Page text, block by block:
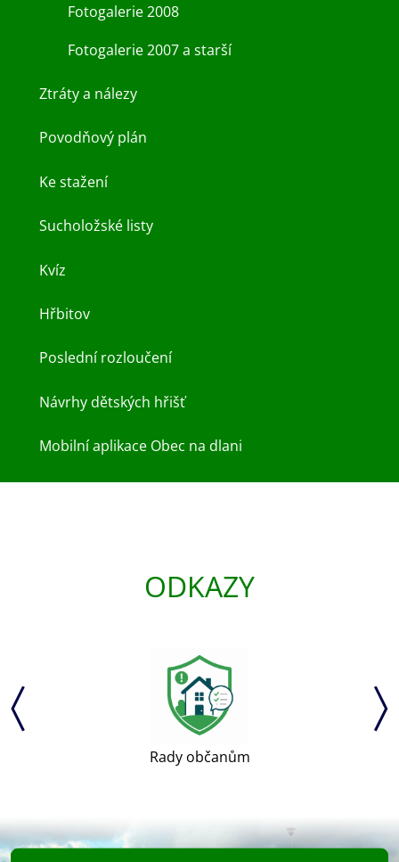
Fotogalerie 2008
Fotogalerie 2007 a starší
Ztráty a nálezy
Povodňový plán
Ke stažení
Sucholožské listy
Kvíz
Hřbitov
Poslední rozloučení
Návrhy dětských hřišť
Mobilní aplikace Obec na dlani
ODKAZY
Rady občanům